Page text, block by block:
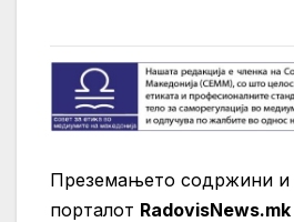
Преземањето содржини и
порталот RadovisNews.mk